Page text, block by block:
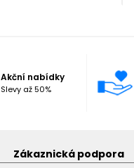
Akční nabídky
Slevy až 50%
Zákaznická podpora